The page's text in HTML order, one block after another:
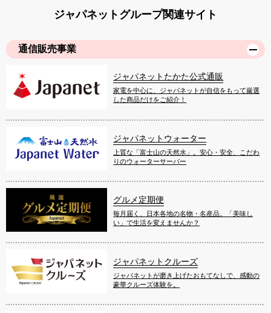
ジャパネットグループ関連サイト
通信販売事業
ジャパネットたかた公式通販
家電を中心に、ジャパネットが自信をもって厳選
した商品だけをご紹介！
ジャパネットウォーター
上質な「富士山の天然水」。安心・安全、こだわ
りのウォーターサーバー
グルメ定期便
毎月届く、日本各地の名物・名産品。「美味し
い」で生活を変えませんか？
ジャパネットクルーズ
ジャパネットが磨き上げたおもてなしで、感動の
豪華クルーズ体験を。